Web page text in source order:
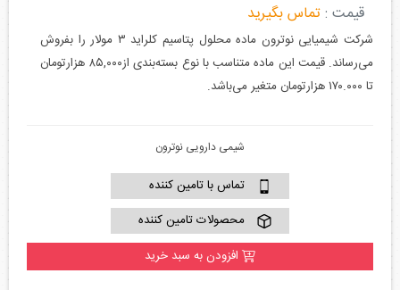
قیمت :تماس بگیرید
شرکت شیمیایی نوترون ماده محلول پتاسیم کلراید ۳ مولار را بفروش
می‌رساند. قیمت این ماده متناسب با نوع بسته‌بندی از۸۵,۰۰۰ هزارتومان
تا ۱۷۰.۰۰۰ هزارتومان متغیر می‌باشد.
شیمی دارویی نوترون
تماس با تامین کننده
محصولات تامین کننده
افزودن به سبد خرید